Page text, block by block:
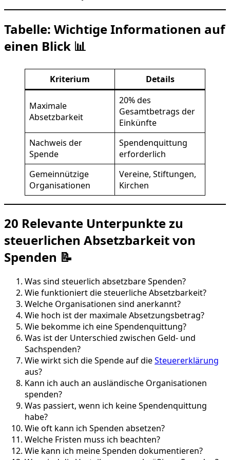
Tabelle: Wichtige Informationen auf
einen Blick 📊
Kriterium Details
Maximale
Absetzbarkeit
20% des
Gesamtbetrags der
Einkünfte
Nachweis der
Spende
Spendenquittung
erforderlich
Gemeinnützige
Organisationen
Vereine, Stiftungen,
Kirchen
20 Relevante Unterpunkte zu
steuerlichen Absetzbarkeit von
Spenden 📝
Was sind steuerlich absetzbare Spenden?
Wie funktioniert die steuerliche Absetzbarkeit?
Welche Organisationen sind anerkannt?
Wie hoch ist der maximale Absetzungsbetrag?
Wie bekomme ich eine Spendenquittung?
Was ist der Unterschied zwischen Geld- und
Sachspenden?
Wie wirkt sich die Spende auf dieSteuererklärung
aus?
Kann ich auch an ausländische Organisationen
spenden?
Was passiert, wenn ich keine Spendenquittung
habe?
Wie oft kann ich Spenden absetzen?
Welche Fristen muss ich beachten?
Wie kann ich meine Spenden dokumentieren?